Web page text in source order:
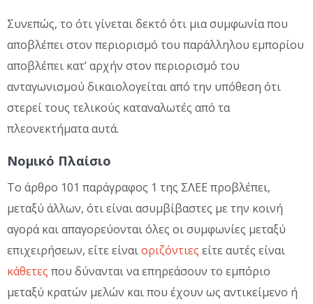
Συνεπώς, το ότι γίνεται δεκτό ότι μια συμφωνία που
αποβλέπει στον περιορισμό του παράλληλου εμπορίου
αποβλέπει κατ’ αρχήν στον περιορισμό του
ανταγωνισμού δικαιολογείται από την υπόθεση ότι
στερεί τους τελικούς καταναλωτές από τα
πλεονεκτήματα αυτά.
Νομικό Πλαίσιο
Το άρθρο 101 παράγραφος 1 της ΣΛΕΕ προβλέπει,
μεταξύ άλλων, ότι είναι ασυμβίβαστες με την κοινή
αγορά και απαγορεύονται όλες οι συμφωνίες μεταξύ
επιχειρήσεων, είτε είναιοριζόντιες είτε αυτές είναι
κάθετες που δύνανται να επηρεάσουν το εμπόριο
μεταξύ κρατών μελών και που έχουν ως αντικείμενο ή